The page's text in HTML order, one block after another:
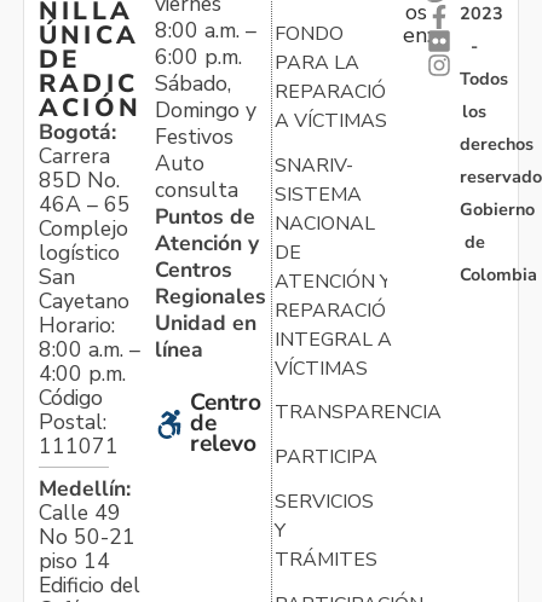
NILLA
ÚNICA
DE
RADIC
ACIÓN
Bogotá:
Carrera
85D No.
46A – 65
Complejo
logístico
San
Cayetano
Horario:
8:00 a.m. –
4:00 p.m.
Código
Postal:
111071
Medellín:
Calle 49
No 50-21
piso 14
Edificio del
8:00 a.m. –
6:00 p.m.
Sábado,
Domingo y
Festivos
Auto
consulta
Puntos de
Atención y
Centros
Regionales
Unidad en
línea
Centro
de
relevo
FONDO
PARA LA
REPARACIÓN
A VÍCTIMAS
SNARIV-
SISTEMA
NACIONAL
DE
ATENCIÓN Y
REPARACIÓN
INTEGRAL A
VÍCTIMAS
TRANSPARENCIA
PARTICIPA
SERVICIOS
Y
TRÁMITES
os
en:
2023
-
Todos
los
derechos
Gobierno
de
Colombia